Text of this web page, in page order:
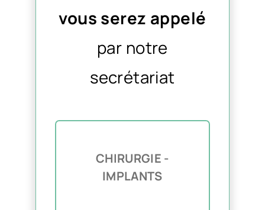
vous serez appelé
par notre
secrétariat
RENDEZ-
CHIRURGIE -
IMPLANTS